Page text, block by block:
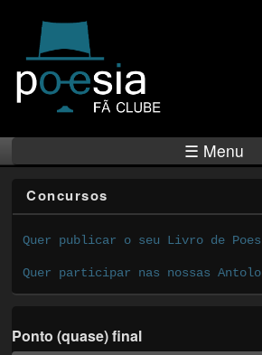
☰ Menu
Concursos
Quer publicar o seu Livro de
Quer participar nas nossas
Ponto (quase) final